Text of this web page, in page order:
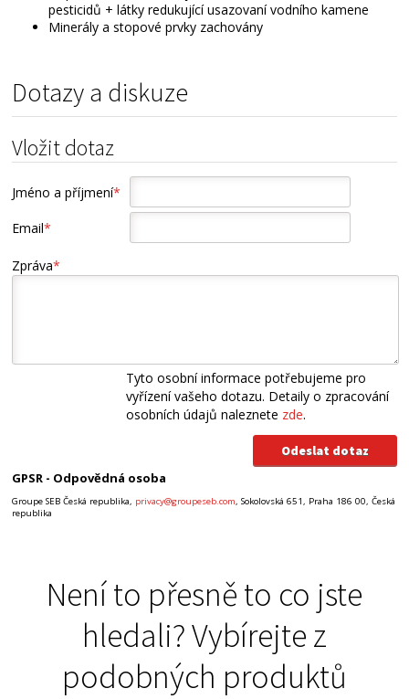
pesticidů + látky redukující usazovaní vodního kamene
Minerály a stopové prvky zachovány
Dotazy a diskuze
Vložit dotaz
Jméno a příjmení*
Email*
Zpráva*
Tyto osobní informace potřebujeme pro
vyřízení vašeho dotazu. Detaily o zpracování
osobních údajů naleznete zde.
GPSR - Odpovědná osoba
Groupe SEB Česká republika, privacy@groupeseb.com, Sokolovská 651, Praha 186 00, Česká
republika
Není to přesně to co jste
hledali? Vybírejte z
podobných produktů